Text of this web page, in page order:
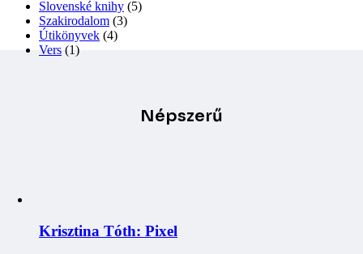
Slovenské knihy (5)
Szakirodalom (3)
Útikönyvek (4)
Vers (1)
Népszerű
Krisztina Tóth: Pixel